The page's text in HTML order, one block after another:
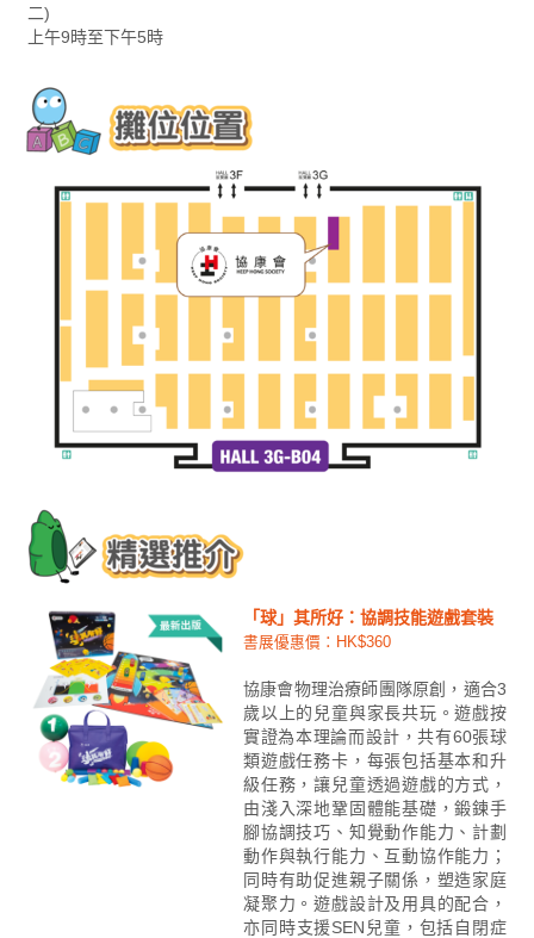
二)
上午9時至下午5時
「球」其所好：協調技能遊戲套裝
書展優惠價：HK$360
協康會物理治療師團隊原創，適合3
歲以上的兒童與家長共玩。遊戲按
實證為本理論而設計，共有60張球
類遊戲任務卡，每張包括基本和升
級任務，讓兒童透過遊戲的方式，
由淺入深地鞏固體能基礎，鍛鍊手
腳協調技巧、知覺動作能力、計劃
動作與執行能力、互動協作能力；
同時有助促進親子關係，塑造家庭
凝聚力。遊戲設計及用具的配合，
亦同時支援SEN兒童，包括自閉症